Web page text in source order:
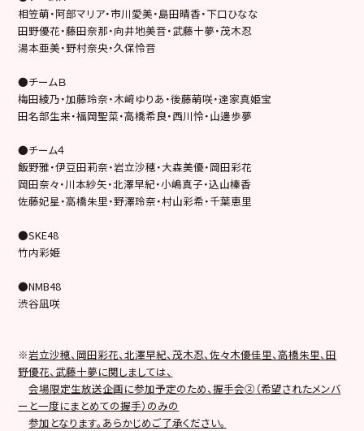
相笠萌・阿部マリア・市川愛美・島田晴香・下口ひなな
田野優花・藤田奈那・向井地美音・武藤十夢・茂木忍
湯本亜美・野村奈央・久保怜音
●チームＢ
梅田綾乃・加藤玲奈・木﨑ゆりあ・後藤萌咲・達家真姫宝
田名部生来・福岡聖菜・高橋希良・西川怜・山邊歩夢
●チーム４
飯野雅・伊豆田莉奈・岩立沙穂・大森美優・岡田彩花
岡田奈々・川本紗矢・北澤早紀・小嶋真子・込山榛香
佐藤妃星・高橋朱里・野澤玲奈・村山彩希・千葉恵里
●SKE48
竹内彩姫
●NMB48
渋谷凪咲
※岩立沙穂、岡田彩花、北澤早紀、茂木忍、佐々木優佳里、高橋朱里、田
野優花、武藤十夢に関しましては、
会場限定生放送企画に参加予定のため、握手会② （希望されたメンバ
ーと一度にまとめての握手）のみの
参加となります。あらかじめご了承ください。